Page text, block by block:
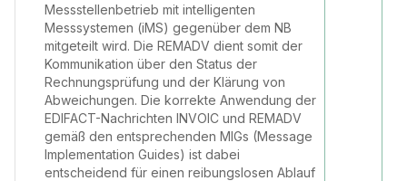
Messstellenbetrieb mit intelligenten
Messsystemen (iMS) gegenüber dem NB
mitgeteilt wird. Die REMADV dient somit der
Kommunikation über den Status der
Rechnungsprüfung und der Klärung von
Abweichungen. Die korrekte Anwendung der
EDIFACT-Nachrichten INVOIC und REMADV
gemäß den entsprechenden MIGs (Message
Implementation Guides) ist dabei
entscheidend für einen reibungslosen Ablauf